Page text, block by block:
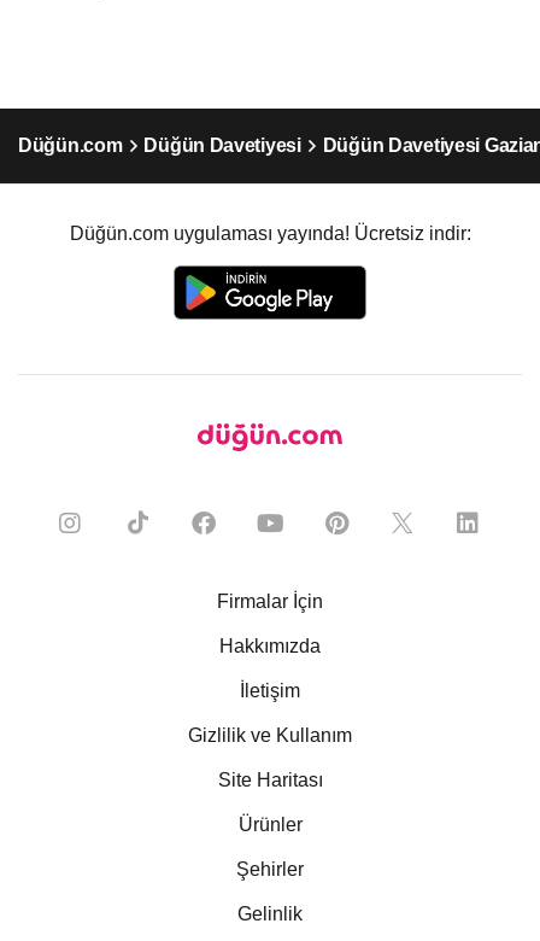
Düğün.com Düğün Davetiyesi Düğün Davetiyesi
Düğün.com uygulaması yayında! Ücretsiz indir:
Firmalar İçin
Hakkımızda
İletişim
Gizlilik ve Kullanım
Site Haritası
Ürünler
Şehirler
Gelinlik